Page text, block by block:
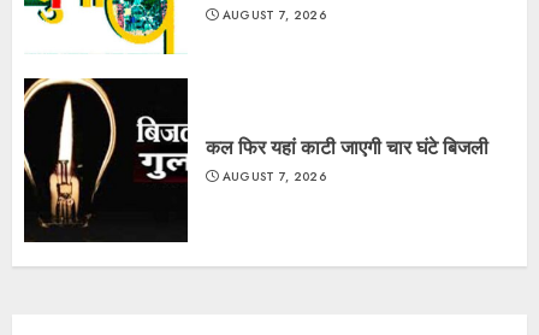
AUGUST 7, 2026
कल फिर यहां काटी जाएगी चार घंटे बिजली
AUGUST 7, 2026